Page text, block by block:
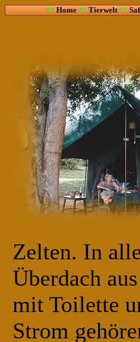
**Home**Tierwelt**
Zelten. In
Überdach
mit Toilette
Strom